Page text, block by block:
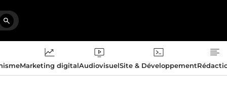
Marketing digitalAudiovisuelSite & Développement